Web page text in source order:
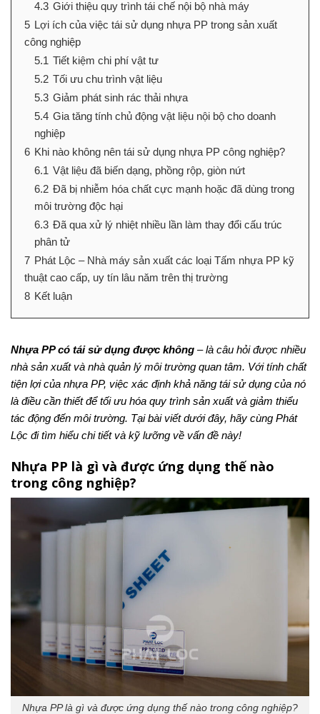
4.3 Giới thiệu quy trình tái chế nội bộ nhà máy
5 Lợi ích của việc tái sử dụng nhựa PP trong sản xuất
công nghiệp
5.1 Tiết kiệm chi phí vật tư
5.2 Tối ưu chu trình vật liệu
5.3 Giảm phát sinh rác thải nhựa
5.4 Gia tăng tính chủ động vật liệu nội bộ cho doanh
nghiệp
6 Khi nào không nên tái sử dụng nhựa PP công nghiệp?
6.1 Vật liệu đã biến dạng, phồng rộp, giòn nứt
6.2 Đã bị nhiễm hóa chất cực mạnh hoặc đã dùng trong
môi trường độc hại
6.3 Đã qua xử lý nhiệt nhiều lần làm thay đổi cấu trúc
phân tử
7 Phát Lộc – Nhà máy sản xuất các loại Tấm nhựa PP kỹ
thuật cao cấp, uy tín lâu năm trên thị trường
8 Kết luận
Nhựa PP có tái sử dụng được không – là câu hỏi được nhiều
nhà sản xuất và nhà quản lý môi trường quan tâm. Với tính chất
tiện lợi của nhựa PP, việc xác định khả năng tái sử dụng của nó
là điều cần thiết để tối ưu hóa quy trình sản xuất và giảm thiểu
tác động đến môi trường. Tại bài viết dưới đây, hãy cùng Phát
Lộc đi tìm hiểu chi tiết và kỹ lưỡng về vấn đề này!
Nhựa PP là gì và được ứng dụng thế nào
trong công nghiệp?
Nhựa PP là gì và được ứng dụng thế nào trong công nghiệp?